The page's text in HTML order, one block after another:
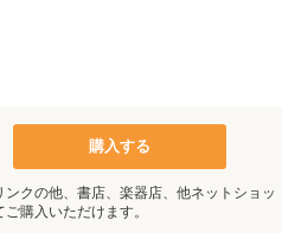
購入する
ンクの他、書店、楽器店、他ネットショッ
ご購入いただけます。